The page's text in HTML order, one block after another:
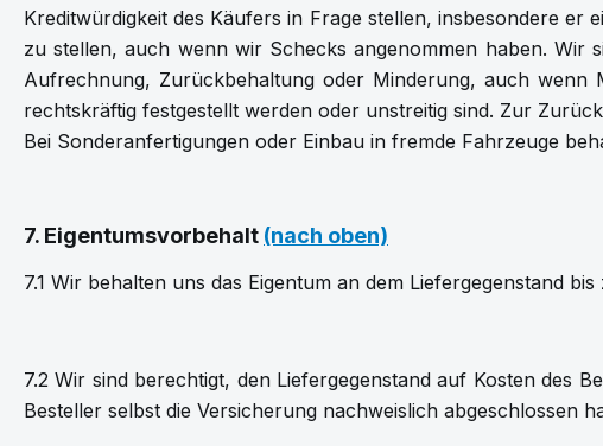
Kreditwürdigkeit des Käufers in Frage stellen, insbesondere er
zu stellen, auch wenn wir Schecks angenommen haben. Wir
Aufrechnung, Zurückbehaltung oder Minderung, auch wenn
rechtskräftig festgestellt werden oder unstreitig sind. Zur
Bei Sonderanfertigungen oder Einbau in fremde Fahrzeuge
7. Eigentumsvorbehalt (nach oben)
7.1 Wir behalten uns das Eigentum an dem Liefergegenstand
7.2 Wir sind berechtigt, den Liefergegenstand auf Kosten des
Besteller selbst die Versicherung nachweislich abgeschlossen